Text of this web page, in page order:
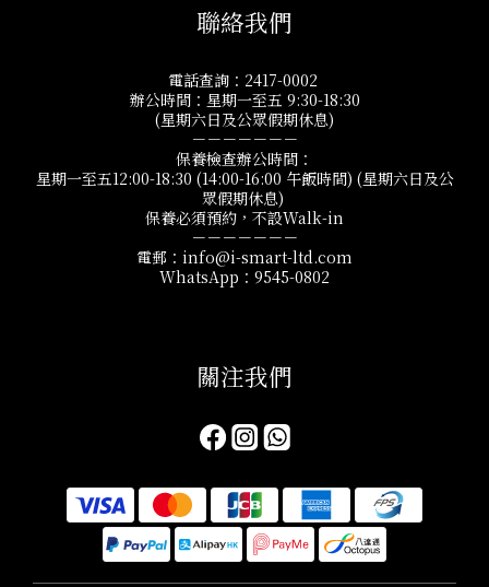
聯絡我們
電話查詢：2417-0002
辦公時間：星期一至五 9:30-18:30
(星期六日及公眾假期休息)
－－－－－－－
保養檢查辦公時間：
星期一至五12:00-18:30 (14:00-16:00 午飯時間) (星期六日及公
眾假期休息)
保養必須預約，不設Walk-in
－－－－－－－
電郵：info@i-smart-ltd.com
WhatsApp：9545-0802
關注我們​